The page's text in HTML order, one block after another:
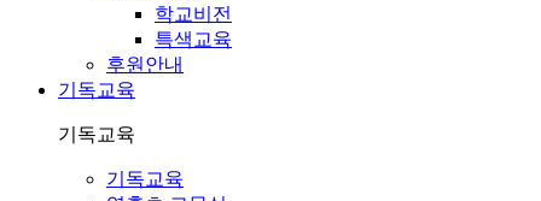
학교비전
특색교육
후원안내
기독교육
기독교육
기독교육